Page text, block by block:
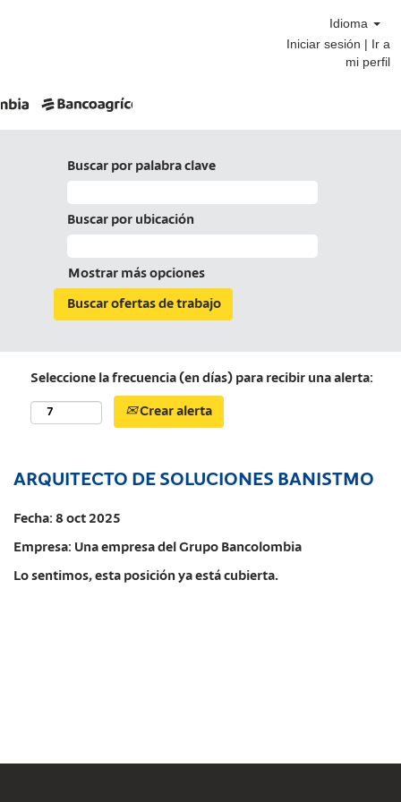
Idioma
Iniciar sesión | Ir a
mi perfil
Buscar por palabra clave
Buscar por ubicación
Mostrar más opciones
Seleccione la frecuencia (en días) para recibir una alerta:
Crear alerta
ARQUITECTO DE SOLUCIONES BANISTMO
Fecha: 8 oct 2025
Empresa: Una empresa del Grupo Bancolombia
Lo sentimos, esta posición ya está cubierta.